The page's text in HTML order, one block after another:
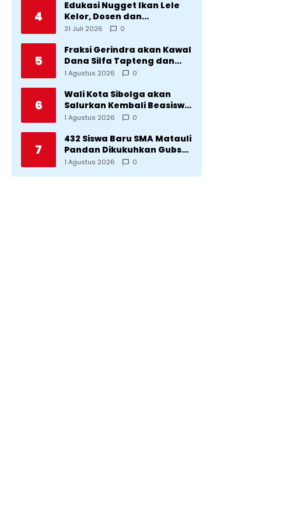
4
Edukasi Nugget Ikan Lele
Kelor, Dosen dan
Mahasiswa Dorong
Desa Silangkitang
Kecamatan Pahae Jae
31 Juli 2026 0
5
Fraksi Gerindra akan Kawal
Dana Silfa Tapteng dan
TKD Rp298 Miliar: Jangan
dan Provinsi Diklaim
Kerjaan Tapteng
1 Agustus 2026 0
6
Wali Kota Sibolga akan
Salurkan Kembali Beasiswa
Rp1 Miliar: Diproritaskan
Bencana
1 Agustus 2026 0
7
432 Siswa Baru SMA Matauli
Pandan Dikukuhkan Gubsu:
32 Tahun Matauli Cetak
1 Agustus 2026 0